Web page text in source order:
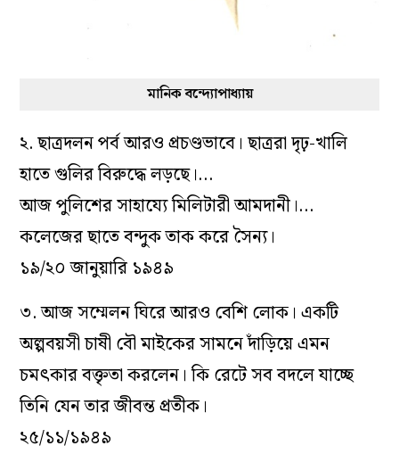
মানিক বন্দ্যোপাধ্যায়
২. ছাত্রদলন পর্ব আরও প্রচণ্ডভাবে। ছাত্ররা দৃঢ়-খালি
হাতে গুলির বিরুদ্ধে লড়ছে।…
আজ পুলিশের সাহায‌্যে মিলিটারী আমদানী।…
কলেজের ছাতে বন্দুক তাক করে সৈন‌্য।
১৯/২০ জানুয়ারি ১৯৪৯
৩. আজ সম্মেলন ঘিরে আরও বেশি লোক। একটি
অল্পবয়সী চাষী বৌ মাইকের সামনে দাঁড়িয়ে এমন
চমৎকার বক্তৃতা করলেন। কি রেটে সব বদলে যাচ্ছে
তিনি যেন তার জীবন্ত প্রতীক।
২৫/১১/১৯৪৯